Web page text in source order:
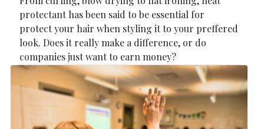
protectant has been said to be essential for
protect your hair when styling it to your preffered
look. Does it really make a difference, or do
companies just want to earn money?